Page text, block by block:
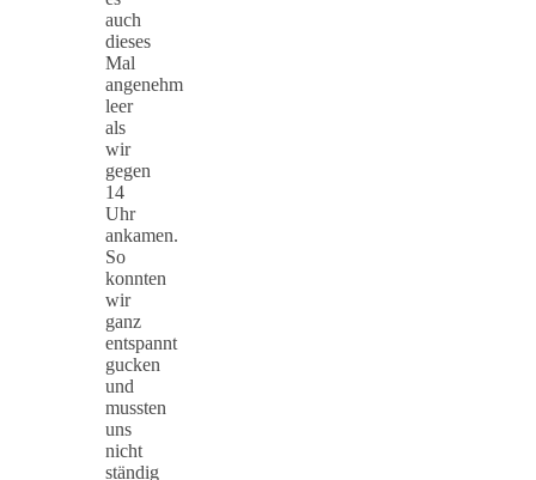
auch
dieses
Mal
angenehm
leer
als
wir
gegen
14
Uhr
ankamen.
So
konnten
wir
ganz
entspannt
gucken
und
mussten
uns
nicht
ständig